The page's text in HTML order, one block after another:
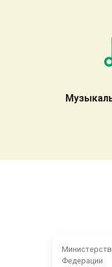
Федерации